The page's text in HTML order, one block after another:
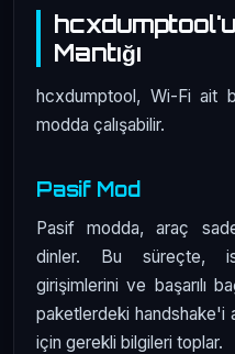
Mantığı
hcxdumptool, Wi-Fi ait
modda çalışabilir.
Pasif Mod
Pasif modda, araç
dinler. Bu süreçte,
girişimlerini ve başarılı
paketlerdeki handshake'i
için gerekli bilgileri toplar.